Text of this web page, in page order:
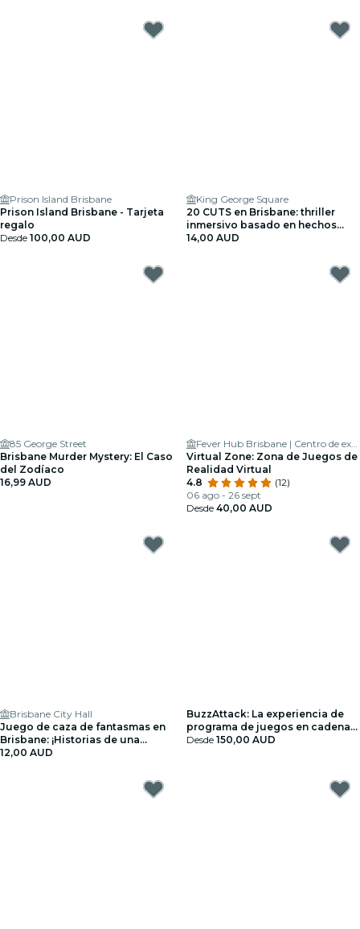
Prison Island Brisbane
Prison Island Brisbane - Tarjeta
regalo
Desde 100,00 AUD
King George Square
20 CUTS en Brisbane: thriller
inmersivo basado en hechos
reales
14,00 AUD
85 George Street
Brisbane Murder Mystery: El Caso
del Zodíaco
16,99 AUD
Fever Hub Brisbane | Centro de experiencias inmersivas
Virtual Zone: Zona de Juegos de
Realidad Virtual
4.8
(12)
06 ago - 26 sept
Desde 40,00 AUD
Brisbane City Hall
Juego de caza de fantasmas en
Brisbane: ¡Historias de una
ciudad embrujada!
12,00 AUD
BuzzAttack: La experiencia de
programa de juegos en cadena
en Brisbane - Tarjeta regalo
Desde 150,00 AUD